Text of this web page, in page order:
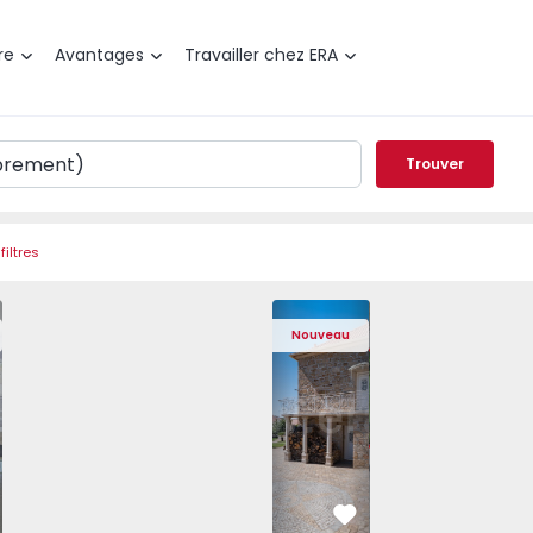
Avantages Travailler chez ERA
Trouver
de Gaia, Arcozelo - 1564635 - 11
T1 Vila Nova de Gaia, Arcozelo - 1564635 - 3
Appartement T1 Vila Nova de Gaia, Arcozelo - 1564635 - 4
Appartement T1 Vila Nova de Gaia, Arcozelo -
Appartement T1 Vila Nova de Gaia,
Appartement T1 Vila Nova
Appartement
Nouveau
Maison T4 Sabugal, Souto - 1575640 - 20
Maison T4 Sabugal, Souto -
Maison T4
Préféré